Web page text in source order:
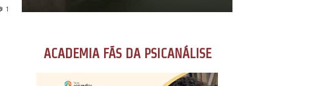
1
ACADEMIA FÃS DA PSICANÁLISE